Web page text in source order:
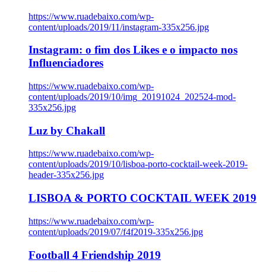
https://www.ruadebaixo.com/wp-
content/uploads/2019/11/instagram-335x256.jpg
Instagram: o fim dos Likes e o impacto nos
Influenciadores
https://www.ruadebaixo.com/wp-
content/uploads/2019/10/img_20191024_202524-mod-
335x256.jpg
Luz by Chakall
https://www.ruadebaixo.com/wp-
content/uploads/2019/10/lisboa-porto-cocktail-week-2019-
header-335x256.jpg
LISBOA & PORTO COCKTAIL WEEK 2019
https://www.ruadebaixo.com/wp-
content/uploads/2019/07/f4f2019-335x256.jpg
Football 4 Friendship 2019